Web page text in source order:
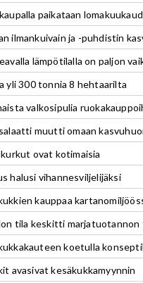
paikataan
ilmankuivain ja -puhdistin
lämpötilalla on paljon
yli 300 tonnia 8 hehtaarilta
valkosipulia
muutti omaan
ovat kotimaisia
halusi vihannesviljelijäksi
kauppaa
tila keskitti marjatuotannon
koetulla
avasivat kesäkukkamyynnin